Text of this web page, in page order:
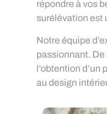
répondre à vos
surélévation est
Notre équipe
passionnant.
l’obtention
au design
vision en
personnalisé,